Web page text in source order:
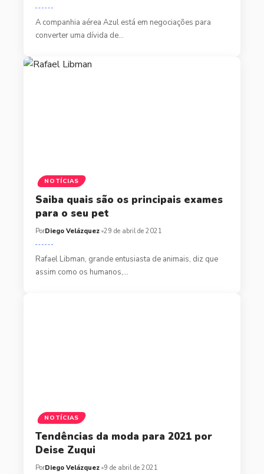
A companhia aérea Azul está em negociações para
converter uma dívida de…
NOTÍCIAS
Saiba quais são os principais exames
para o seu pet
PorDiego Velázquez 29 de abril de 2021
Rafael Libman, grande entusiasta de animais, diz que
assim como os humanos,…
NOTÍCIAS
Tendências da moda para 2021 por
Deise Zuqui
PorDiego Velázquez 9 de abril de 2021